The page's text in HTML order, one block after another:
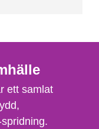
ett samlat